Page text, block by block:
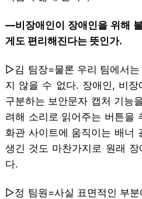
―비장애인이 장애인을 위해
게도 편리해진다는 뜻인가.
▷김 팀장=물론 우리 팀에서
지 않을 수 없다. 장애인, 비
구분하는 보안문자 캡처 기능
려해 소리로 읽어주는 버튼을
화관 사이트에 움직이는 배너
생긴 것도 마찬가지로 원래
다.
▷정 팀원=사실 표면적인 부